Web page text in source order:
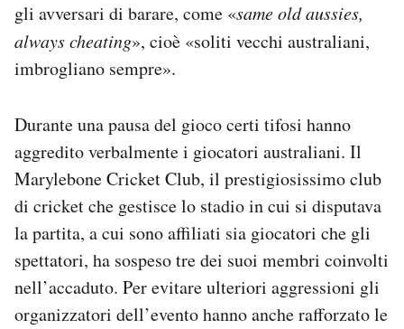
gli avversari di barare, come «same old aussies,
always cheating», cioè «soliti vecchi australiani,
imbrogliano sempre».
Durante una pausa del gioco certi tifosi hanno
aggredito verbalmente i giocatori australiani. Il
Marylebone Cricket Club, il prestigiosissimo club
di cricket che gestisce lo stadio in cui si disputava
la partita, a cui sono affiliati sia giocatori che gli
spettatori, ha sospeso tre dei suoi membri coinvolti
nell’accaduto. Per evitare ulteriori aggressioni gli
organizzatori dell’evento hanno anche rafforzato le